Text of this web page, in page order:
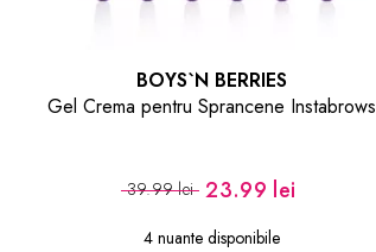
BOYS`N BERRIES
Gel Crema pentru Sprancene Instabrows
39.99 lei 23.99 lei
4 nuante disponibile